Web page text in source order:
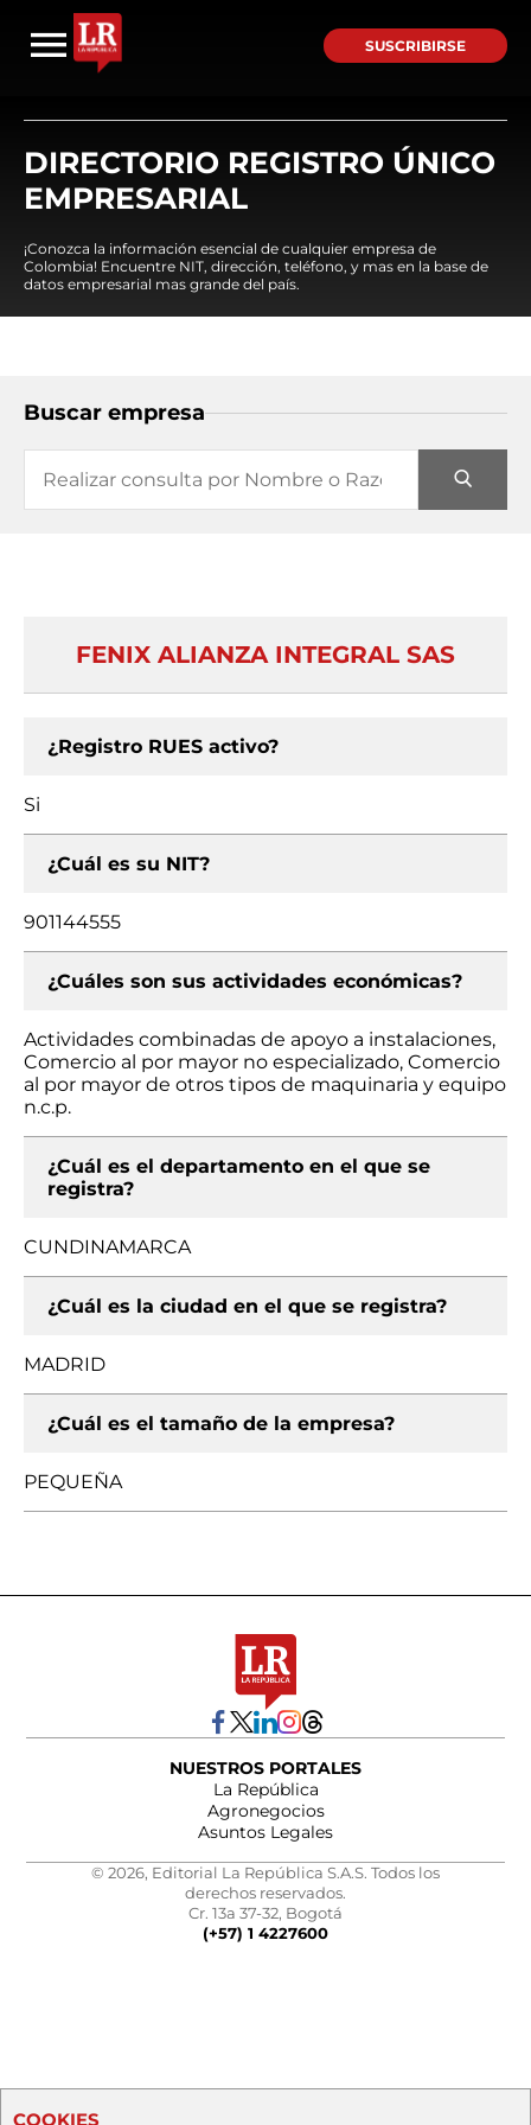
SUSCRIBIRSE
DIRECTORIO REGISTRO ÚNICO
EMPRESARIAL
¡Conozca la información esencial de cualquier empresa de
Colombia! Encuentre NIT, dirección, teléfono, y mas en la base de
datos empresarial mas grande del país.
Buscar empresa
FENIX ALIANZA INTEGRAL SAS
¿Registro RUES activo?
Si
¿Cuál es su NIT?
901144555
¿Cuáles son sus actividades económicas?
Actividades combinadas de apoyo a instalaciones,
Comercio al por mayor no especializado, Comercio
al por mayor de otros tipos de maquinaria y equipo
n.c.p.
¿Cuál es el departamento en el que se
registra?
CUNDINAMARCA
¿Cuál es la ciudad en el que se registra?
MADRID
¿Cuál es el tamaño de la empresa?
PEQUEÑA
NUESTROS PORTALES
La República
Agronegocios
Asuntos Legales
© 2026, Editorial La República S.A.S. Todos los
derechos reservados.
Cr. 13a 37-32, Bogotá
(+57) 1 4227600
COOKIES